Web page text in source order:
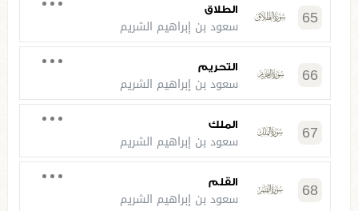
65 الطلاق
سعود بن إبراهيم الشريم
66 التحريم
سعود بن إبراهيم الشريم
67 الملك
سعود بن إبراهيم الشريم
68 القلم
سعود بن إبراهيم الشريم